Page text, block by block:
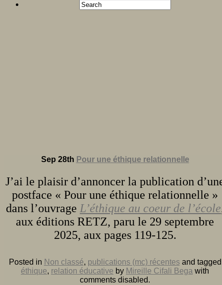
Sep 28th Pour une éthique relationnelle
J’ai le plaisir d’annoncer la publication
postface « Pour une éthique relationnelle »
dans l’ouvrage L’éthique au coeur de l’école
aux éditions RETZ, paru le 29 septembre
2025, aux pages 119-125.
Posted in Non classé, publications (mc) récentesand tagged
éthique, relation éducative by Mireille Cifali Bega with
comments disabled.